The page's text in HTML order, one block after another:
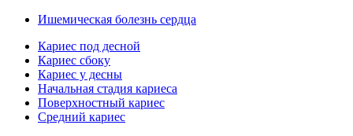
Ишемическая болезнь сердца
Кариес под десной
Кариес сбоку
Кариес у десны
Начальная стадия кариеса
Поверхностный кариес
Средний кариес